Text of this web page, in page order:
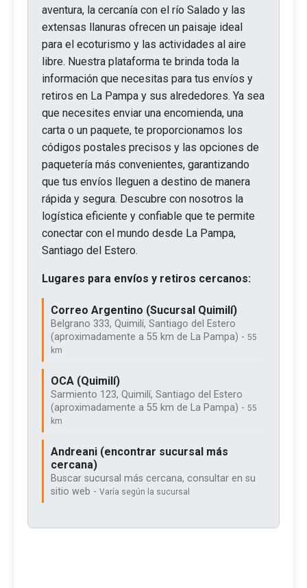
aventura, la cercanía con el río Salado y las
extensas llanuras ofrecen un paisaje ideal
para el ecoturismo y las actividades al aire
libre. Nuestra plataforma te brinda toda la
información que necesitas para tus envíos y
retiros en La Pampa y sus alrededores. Ya sea
que necesites enviar una encomienda, una
carta o un paquete, te proporcionamos los
códigos postales precisos y las opciones de
paquetería más convenientes, garantizando
que tus envíos lleguen a destino de manera
rápida y segura. Descubre con nosotros la
logística eficiente y confiable que te permite
conectar con el mundo desde La Pampa,
Santiago del Estero.
Lugares para envíos y retiros cercanos:
Correo Argentino (Sucursal Quimilí)
Belgrano 333, Quimilí, Santiago del Estero
(aproximadamente a 55 km de La Pampa) - 55
km
OCA (Quimilí)
Sarmiento 123, Quimilí, Santiago del Estero
(aproximadamente a 55 km de La Pampa) - 55
km
Andreani (encontrar sucursal más
cercana)
Buscar sucursal más cercana, consultar en su
sitio web - Varía según la sucursal